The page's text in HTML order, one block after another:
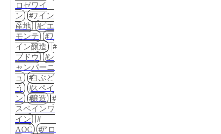
ロゼワイ
ン
ワイン
産地
ピエ
モンテ
ワ
イン醸造
ブドウ
シ
ャンパーニ
ュ
白ぶど
う
スペイ
ン
醸造
スペインワ
イン
AOC
アロ